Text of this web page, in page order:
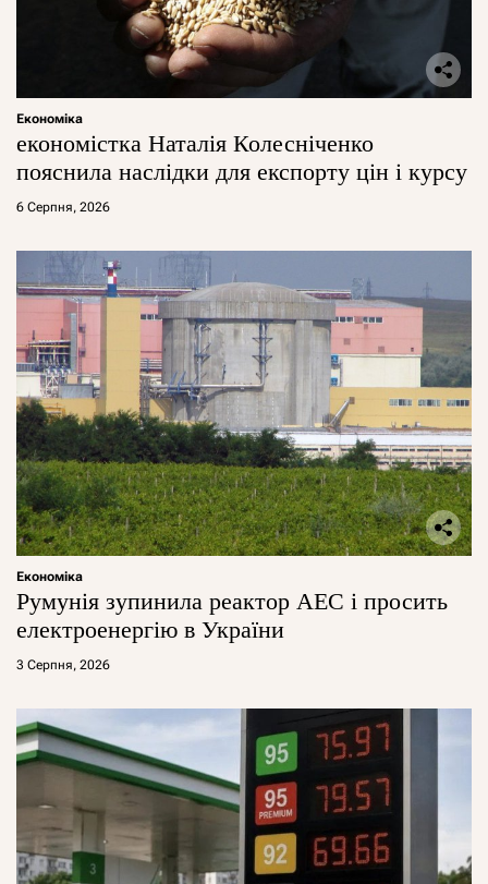
Економіка
економістка Наталія Колесніченко
пояснила наслідки для експорту цін і курсу
6 Серпня, 2026
Економіка
Румунія зупинила реактор АЕС і просить
електроенергію в України
3 Серпня, 2026